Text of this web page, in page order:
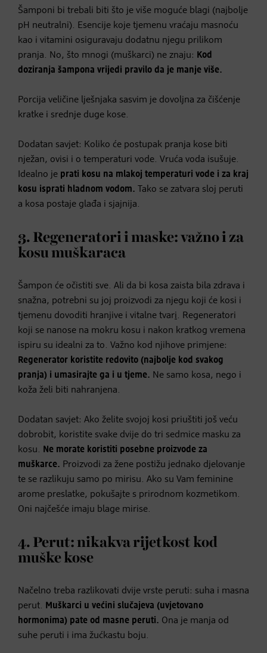
Šamponi bi trebali biti što je više moguće blagi (najbolje
pH neutralni). Esencije koje tjemenu vraćaju masnoću
kao i vitamini osiguravaju dodatnu njegu prilikom
pranja. No, što mnogi (muškarci) ne znaju: Kod
doziranja šampona vrijedi pravilo da je manje više.
Porcija veličine lješnjaka sasvim je dovoljna za čišćenje
kratke i srednje duge kose.
Dodatan savjet: Koliko će postupak pranja kose biti
nježan, ovisi i o temperaturi vode. Vruća voda isušuje.
Idealno je prati kosu na mlakoj temperaturi vode i za kraj
kosu isprati hladnom vodom. Tako se zatvara sloj peruti
a kosa postaje glađa i sjajnija.
3. Regeneratori i maske: važno i za
kosu muškaraca
Šampon će očistiti sve. Ali da bi kosa zaista bila zdrava i
snažna, potrebni su joj proizvodi za njegu koji će kosi i
tjemenu dovoditi hranjive i vitalne tvari. Regeneratori
koji se nanose na mokru kosu i nakon kratkog vremena
ispiru su idealni za to. Važno kod njihove primjene:
Regenerator koristite redovito (najbolje kod svakog
pranja) i umasirajte ga i u tjeme. Ne samo kosa, nego i
koža želi biti nahranjena.
Dodatan savjet: Ako želite svojoj kosi priuštiti još veću
dobrobit, koristite svake dvije do tri sedmice masku za
kosu. Ne morate koristiti posebne proizvode za
muškarce. Proizvodi za žene postižu jednako djelovanje
te se razlikuju samo po mirisu. Ako su Vam feminine
arome preslatke, pokušajte s prirodnom kozmetikom.
Oni najčešće imaju blage mirise.
4. Perut: nikakva rijetkost kod
muške kose
Načelno treba razlikovati dvije vrste peruti: suha i masna
perut. Muškarci u većini slučajeva (uvjetovano
hormonima) pate od masne peruti. Ona je manja od
suhe peruti i ima žućkastu boju.